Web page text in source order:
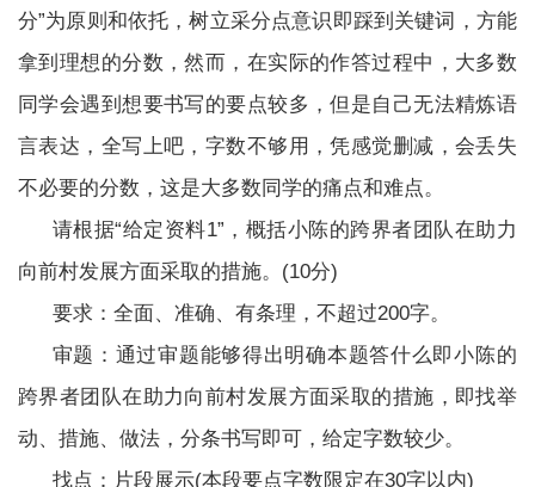
分”为原则和依托，树立采分点意识即踩到关键词，方能
拿到理想的分数，然而，在实际的作答过程中，大多数
同学会遇到想要书写的要点较多，但是自己无法精炼语
言表达，全写上吧，字数不够用，凭感觉删减，会丢失
不必要的分数，这是大多数同学的痛点和难点。
请根据“给定资料1”，概括小陈的跨界者团队在助力
向前村发展方面采取的措施。(10分)
要求：全面、准确、有条理，不超过200字。
审题：通过审题能够得出明确本题答什么即小陈的
跨界者团队在助力向前村发展方面采取的措施，即找举
动、措施、做法，分条书写即可，给定字数较少。
找点：片段展示(本段要点字数限定在30字以内)